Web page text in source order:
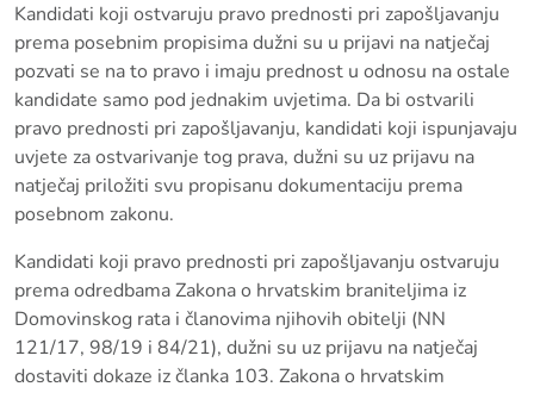
Kandidati koji ostvaruju pravo prednosti pri zapošljavanju
prema posebnim propisima dužni su u prijavi na natječaj
pozvati se na to pravo i imaju prednost u odnosu na ostale
kandidate samo pod jednakim uvjetima. Da bi ostvarili
pravo prednosti pri zapošljavanju, kandidati koji ispunjavaju
uvjete za ostvarivanje tog prava, dužni su uz prijavu na
natječaj priložiti svu propisanu dokumentaciju prema
posebnom zakonu.
Kandidati koji pravo prednosti pri zapošljavanju ostvaruju
prema odredbama Zakona o hrvatskim braniteljima iz
Domovinskog rata i članovima njihovih obitelji (NN
121/17, 98/19 i 84/21), dužni su uz prijavu na natječaj
dostaviti dokaze iz članka 103. Zakona o hrvatskim